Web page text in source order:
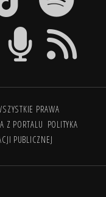
PRAWA
Z PORTALU POLITYKA
PUBLICZNEJ